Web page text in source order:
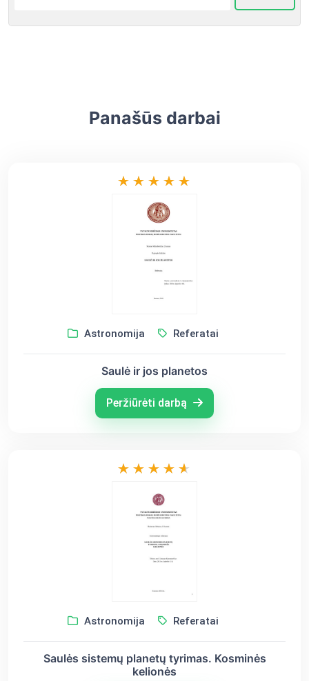
Panašūs darbai
Astronomija Referatai
Saulė ir jos planetos
Peržiūrėti darbą
Astronomija Referatai
Saulės sistemų planetų tyrimas. Kosminės
kelionės